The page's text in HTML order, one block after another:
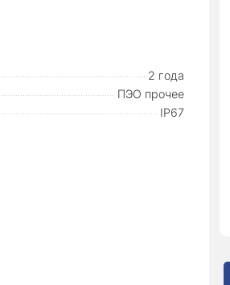
2 года
ПЭО прочее
IP67